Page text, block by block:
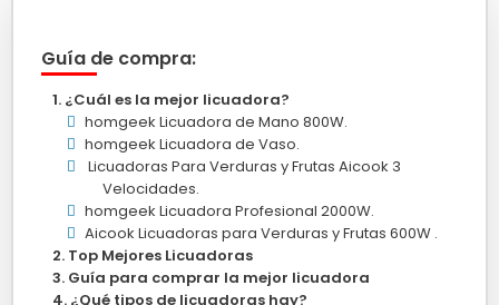
Guía de compra:
¿Cuál es la mejor licuadora?
homgeek Licuadora de Mano 800W.
homgeek Licuadora de Vaso.
Licuadoras Para Verduras y Frutas Aicook 3
Velocidades.
homgeek Licuadora Profesional 2000W.
Aicook Licuadoras para Verduras y Frutas 600W .
Top Mejores Licuadoras
Guía para comprar la mejor licuadora
¿Qué tipos de licuadoras hay?